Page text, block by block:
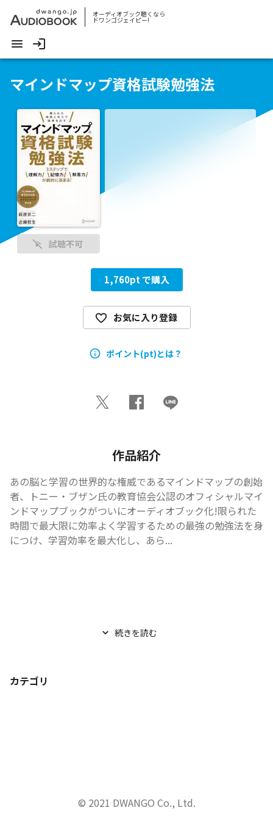
オーディオブック聴くなら
ドワンゴジェイピー!
マインドマップ資格試験勉強法
試聴不可
1,760pt で購入
お気に入り登録
ポイント(pt)とは？
作品紹介
あの脳と学習の世界的な権威であるマインドマップの創始
者、トニー・ブザン氏の教育協会公認のオフィシャルマイ
ンドマップブックがついにオーディオブック化!限られた
時間で最大限に効率よく学習するための最強の勉強法を身
につけ、学習効率を最大化し、あら...
続きを読む
カテゴリ
© 2021 DWANGO Co., Ltd.